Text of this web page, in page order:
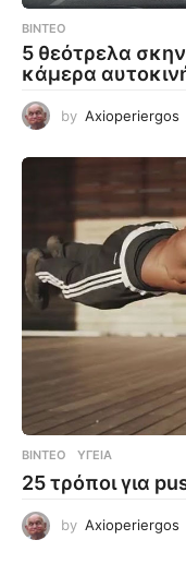
ΒΊΝΤΕΟ
5 θεότρελα
κάμερα
by Axioperiergos
ΒΊΝΤΕΟ ΥΓΕΊΑ
25 τρόποι για
by Axioperiergos